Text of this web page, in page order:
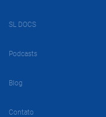
SL DOCS
Podcasts
Blog
Contato